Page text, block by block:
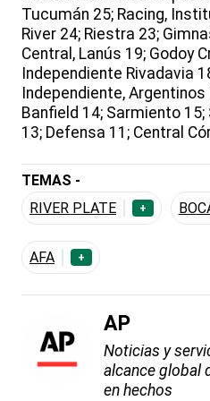
Tucumán 25; Racing,
River 24; Riestra 23;
Central, Lanús 19; Godoy
Independiente Rivadavia
Independiente,
Banfield 14; Sarmiento 15;
13; Defensa 11; Central
TEMAS -
RIVER PLATE
+
AFA +
AP
Noticias y
alcance global
en hechos